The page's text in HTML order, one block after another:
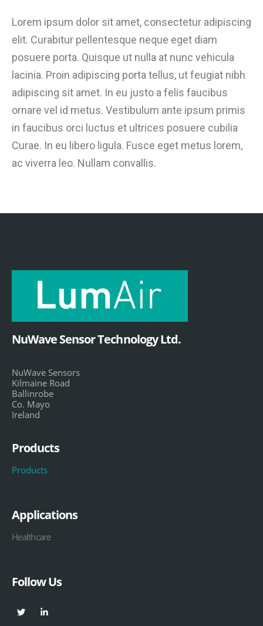
Lorem ipsum dolor sit amet, consectetur adipiscing
elit. Curabitur pellentesque neque eget diam
posuere porta. Quisque ut nulla at nunc vehicula
lacinia. Proin adipiscing porta tellus, ut feugiat nibh
adipiscing sit amet. In eu justo a felis faucibus
ornare vel id metus. Vestibulum ante ipsum primis
in faucibus orci luctus et ultrices posuere cubilia
Curae. In eu libero ligula. Fusce eget metus lorem,
ac viverra leo. Nullam convallis.
NuWave Sensor Technology Ltd.
NuWave Sensors
Kilmaine Road
Ballinrobe
Co. Mayo
Ireland
Products
Products
Applications
Healthcare
Follow Us